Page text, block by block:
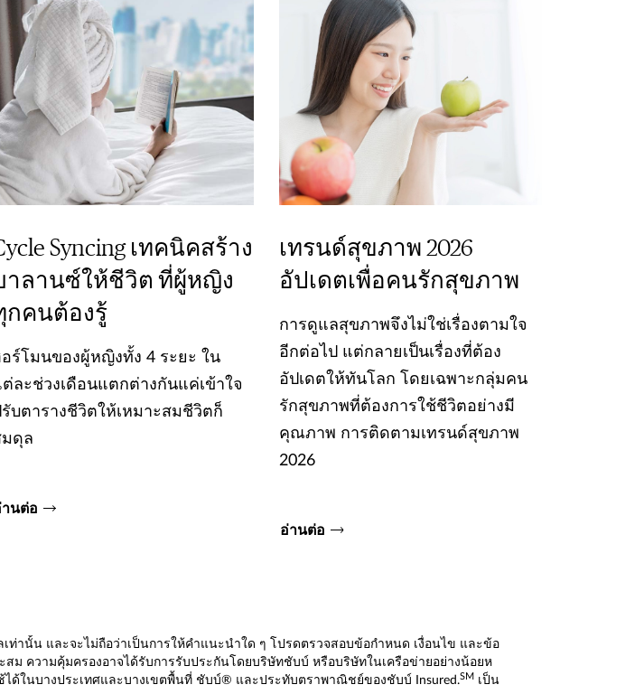
Syncing เทคนิคสร้าง
าลานซ์ให้ชีวิต ที่ผู้หญิง
กคนต้องรู้
ร์โมนของผู้หญิงทั้ง 4 ระยะ ใน
ละช่วงเดือนแตกต่างกันแค่เข้าใจ
บตารางชีวิตให้เหมาะสมชีวิตก็
มดุล
านต่อ
เทรนด์สุขภาพ 2026
อัปเดตเพื่อคนรักสุขภาพ
การดูแลสุขภาพจึงไม่ใช่เรื่องตามใจ
อีกต่อไป แต่กลายเป็นเรื่องที่ต้อง
อัปเดตให้ทันโลก โดยเฉพาะกลุ่มคน
รักสุขภาพที่ต้องการใช้ชีวิตอย่างมี
คุณภาพ การติดตามเทรนด์สุขภาพ
2026
อ่านต่อ
ท่านั้น และจะไม่ถือว่าเป็นการให้คำแนะนำใด ๆ โปรดตรวจสอบข้อกำหนด เงื่อนไข และข้อ
ม ความคุ้มครองอาจได้รับการรับประกันโดยบริษัทชับบ์ หรือบริษัทในเครือข่ายอย่างน้อยห
ได้ในบางประเทศและบางเขตพื้นที่ ชับบ์® และประทับตราพาณิชย์ของชับบ์ Insured.SM เป็น